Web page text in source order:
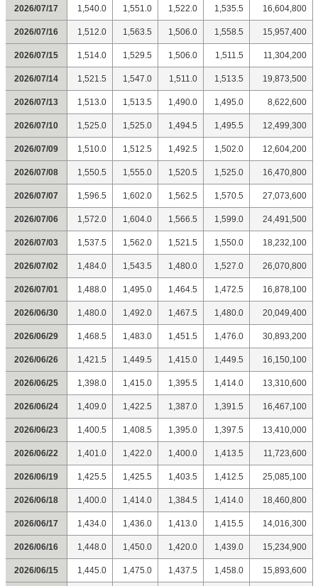
2026/07/17 1,540.0 1,551.0 1,522.0 1,535.5 16,604,800
2026/07/16 1,512.0 1,563.5 1,506.0 1,558.5 15,957,400
2026/07/15 1,514.0 1,529.5 1,506.0 1,511.5 11,304,200
2026/07/14 1,521.5 1,547.0 1,511.0 1,513.5 19,873,500
2026/07/13 1,513.0 1,513.5 1,490.0 1,495.0 8,622,600
2026/07/10 1,525.0 1,525.0 1,494.5 1,495.5 12,499,300
2026/07/09 1,510.0 1,512.5 1,492.5 1,502.0 12,604,200
2026/07/08 1,550.5 1,555.0 1,520.5 1,525.0 16,470,800
2026/07/07 1,596.5 1,602.0 1,562.5 1,570.5 27,073,600
2026/07/06 1,572.0 1,604.0 1,566.5 1,599.0 24,491,500
2026/07/03 1,537.5 1,562.0 1,521.5 1,550.0 18,232,100
2026/07/02 1,484.0 1,543.5 1,480.0 1,527.0 26,070,800
2026/07/01 1,488.0 1,495.0 1,464.5 1,472.5 16,878,100
2026/06/30 1,480.0 1,492.0 1,467.5 1,480.0 20,049,400
2026/06/29 1,468.5 1,483.0 1,451.5 1,476.0 30,893,200
2026/06/26 1,421.5 1,449.5 1,415.0 1,449.5 16,150,100
2026/06/25 1,398.0 1,415.0 1,395.5 1,414.0 13,310,600
2026/06/24 1,409.0 1,422.5 1,387.0 1,391.5 16,467,100
2026/06/23 1,400.5 1,408.5 1,395.0 1,397.5 13,410,000
2026/06/22 1,401.0 1,422.0 1,400.0 1,413.5 11,723,600
2026/06/19 1,425.5 1,425.5 1,403.5 1,412.5 25,085,100
2026/06/18 1,400.0 1,414.0 1,384.5 1,414.0 18,460,800
2026/06/17 1,434.0 1,436.0 1,413.0 1,415.5 14,016,300
2026/06/16 1,448.0 1,450.0 1,420.0 1,439.0 15,234,900
2026/06/15 1,445.0 1,475.0 1,437.5 1,458.0 15,893,600